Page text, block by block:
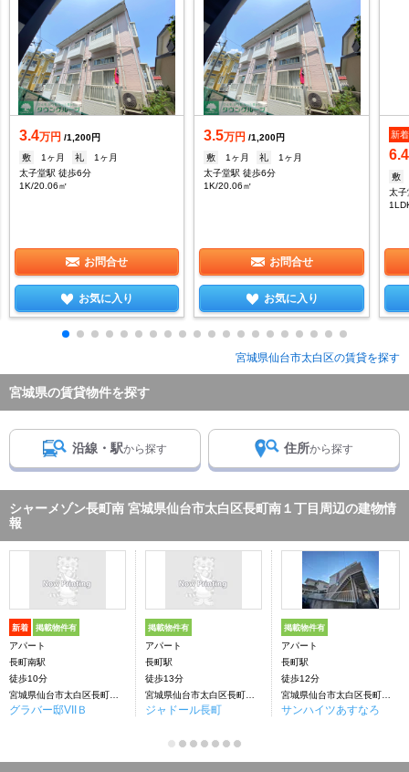
3.4万円 /1,200円
敷
1ヶ月 礼
1ヶ月
太子堂駅 徒歩6分
1K/20.06㎡
お問合せ
お気に入り
3.5万円 /1,200円
敷
1ヶ月 礼
1ヶ月
太子堂駅 徒歩6分
1K/20.06㎡
お問合せ
お気に入り
新着
6.4
敷
太子
宮城県仙台市太白区の賃貸を探す
宮城県の賃貸物件を探す
沿線・駅から探す 住所から探す
シャーメゾン長町南 宮城県仙台市太白区長町南１丁目周辺の建物情
報
新着 掲載物件有
アパート
長町南駅
徒歩10分
グラバー邸VIIＢ
掲載物件有
アパート
長町駅
徒歩13分
ジャドール長町
掲載物件有
アパート
長町駅
徒歩12分
サンハイツあすなろ